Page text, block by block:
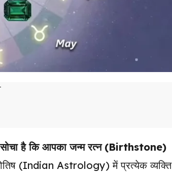
है कि आपका जन्म रत्न (Birthstone)
(Indian Astrology) में प्रत्येक व्यक्ति